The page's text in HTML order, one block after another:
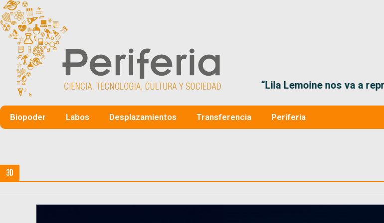
“Lila Lemoine nos va a
Biopoder Labos Desplazamientos Transferencia Periferia
3D